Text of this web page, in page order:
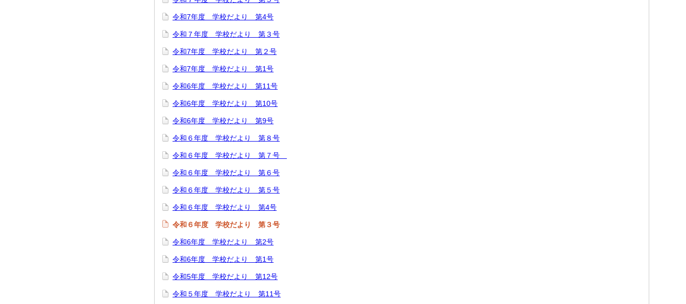
令和7年度 学校だより 第4号
令和７年度 学校だより 第３号
令和7年度 学校だより 第２号
令和7年度 学校だより 第1号
令和6年度 学校だより 第11号
令和6年度 学校だより 第10号
令和6年度 学校だより 第9号
令和６年度 学校だより 第８号
令和６年度 学校だより 第７号
令和６年度 学校だより 第６号
令和６年度 学校だより 第５号
令和６年度 学校だより 第4号
令和６年度 学校だより 第３号
令和6年度 学校だより 第2号
令和6年度 学校だより 第1号
令和5年度 学校だより 第12号
令和５年度 学校だより 第11号